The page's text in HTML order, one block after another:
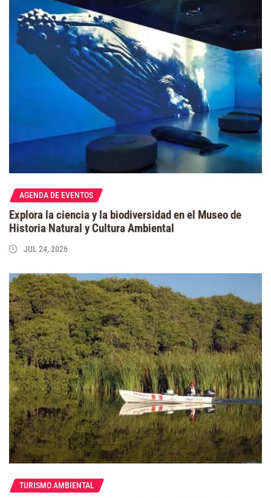
AGENDA DE EVENTOS
Explora la ciencia y la biodiversidad en el Museo de
Historia Natural y Cultura Ambiental
JUL 24, 2026
TURISMO AMBIENTAL